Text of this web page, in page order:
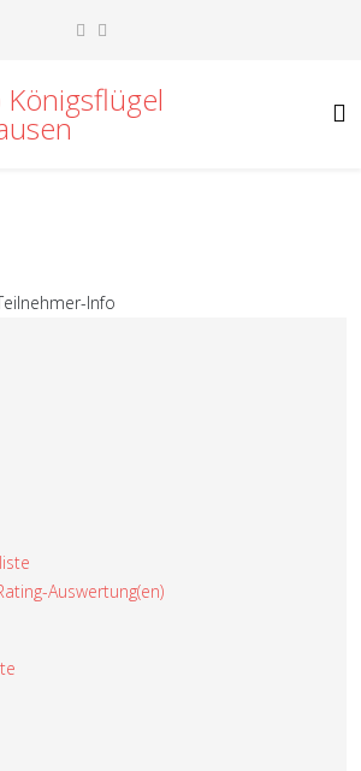
Info
Auswertung(en)